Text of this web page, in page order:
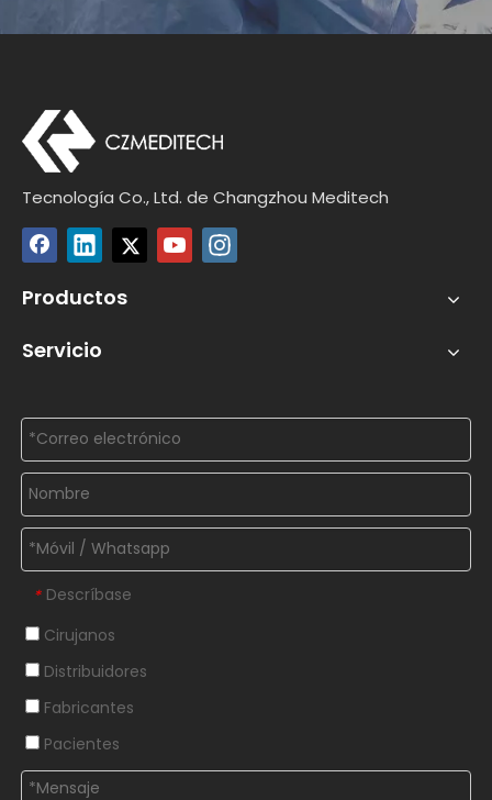
Tecnología Co., Ltd. de Changzhou Meditech
Productos
Servicio
* Descríbase
Cirujanos
Distribuidores
Fabricantes
Pacientes